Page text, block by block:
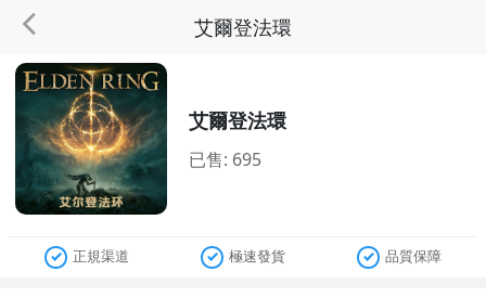
艾爾登法環
艾爾登法環
已售: 695
正規渠道 極速發貨 品質保障